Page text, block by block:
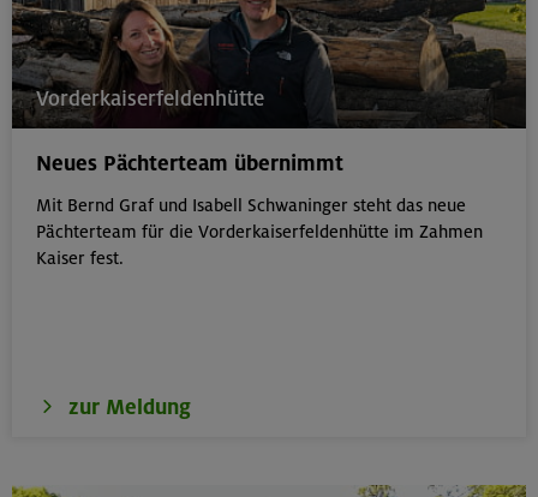
Vorderkaiserfeldenhütte
Neues Pächterteam übernimmt
Mit Bernd Graf und Isabell Schwaninger steht das neue
Pächterteam für die Vorderkaiserfeldenhütte im Zahmen
Kaiser fest.
zur Meldung